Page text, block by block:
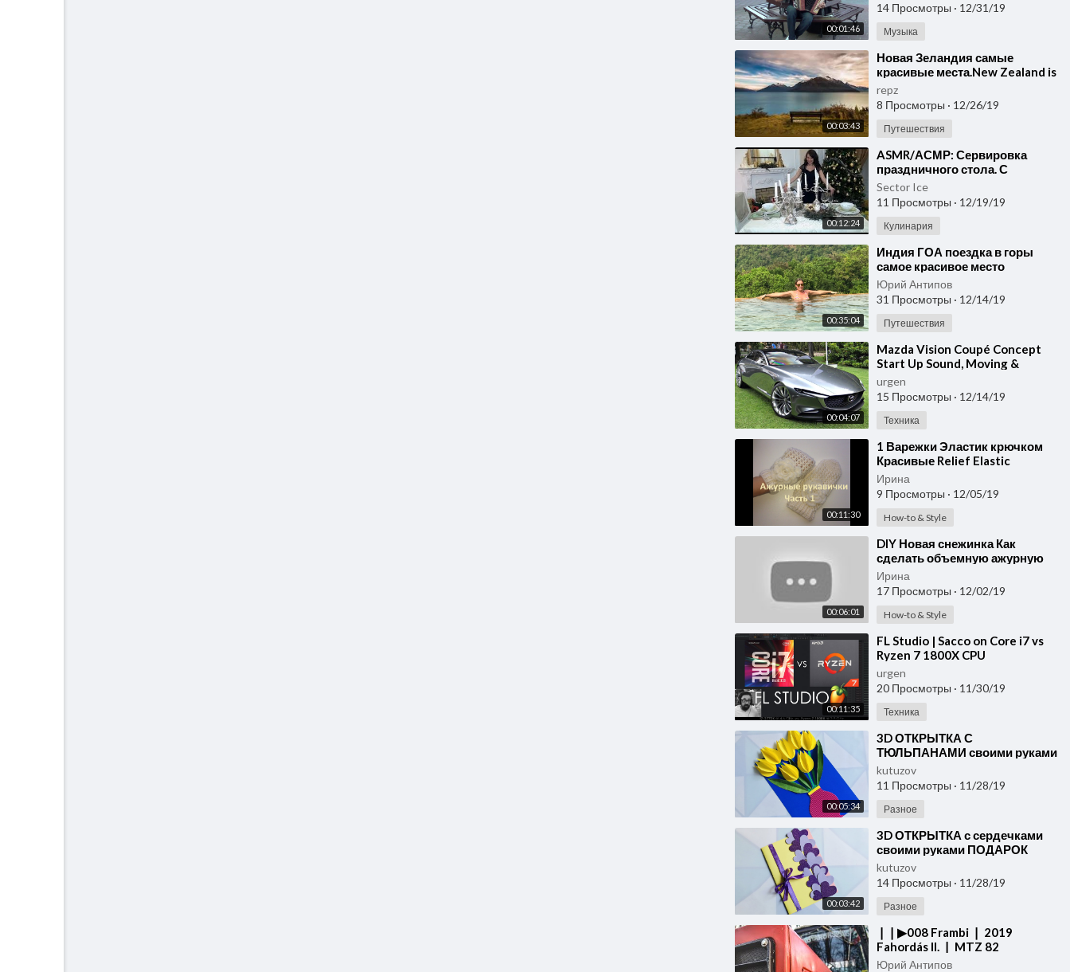
00:01:46
14 Просмотры · 12/31/19
Музыка
00:03:43
⁣Новая Зеландия самые
красивые места.New Zealand is
the most beautiful place.
repz
8 Просмотры · 12/26/19
Путешествия
00:12:24
⁣ASMR/АСМР: Сервировка
праздничного стола. С
наступающим Новым Годом!
Video Relaxing Whisper.
Sector Ice
11 Просмотры · 12/19/19
Кулинария
00:35:04
⁣Индия ГОА поездка в горы
самое красивое место
``Осиное гнездо‘‘ GOA
beautiful place the Aspen's
Юрий Антипов
31 Просмотры · 12/14/19
Путешествия
00:04:07
⁣Mazda Vision Coupé Concept
Start Up Sound, Moving &
Loading Into a Truck!
urgen
15 Просмотры · 12/14/19
Техника
00:11:30
⁣1 Варежки Эластик крючком
Красивые Relief Elastic
Crochet mittens Part1
Ирина
9 Просмотры · 12/05/19
How-to & Style
00:06:01
⁣DIY Новая снежинка Как
сделать объемную ажурную
снежинку из бумаги легко Big
beautiful easy snowflak
Ирина
17 Просмотры · 12/02/19
How-to & Style
00:11:35
⁣FL Studio | Sacco on Core i7 vs
Ryzen 7 1800X CPU
Performance for Music
Production
urgen
20 Просмотры · 11/30/19
Техника
00:05:34
⁣3D ОТКРЫТКА С
ТЮЛЬПАНАМИ своими руками
ПОДАРОК МАМЕ Beautiful
Handmade Birthday card
(Эмилия)
kutuzov
11 Просмотры · 11/28/19
Разное
00:03:42
⁣3D ОТКРЫТКА с сердечками
своими руками ПОДАРОК
МАМЕ Beautiful Handmade
Birthday card (Эмилия)
kutuzov
14 Просмотры · 11/28/19
Разное
⁣❘❘▶008 Frambi ❘ 2019
Fahordás II. ❘ MTZ 82
SOUND◀❘❘
Юрий Антипов